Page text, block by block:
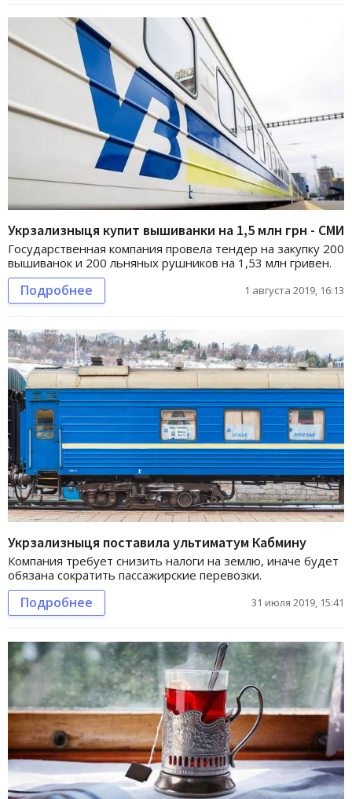
Укрзализныця купит вышиванки на 1,5 млн грн - СМИ
Государственная компания провела тендер на закупку 200
вышиванок и 200 льняных рушников на 1,53 млн гривен.
Подробнее 1 августа 2019, 16:13
Укрзализныця поставила ультиматум Кабмину
Компания требует снизить налоги на землю, иначе будет
обязана сократить пассажирские перевозки.
Подробнее 31 июля 2019, 15:41